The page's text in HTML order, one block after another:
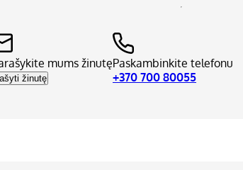
mums žinutę
žinutę
Paskambinkite telefonu
+370 700 80055